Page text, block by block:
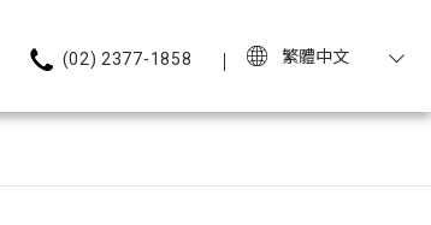
(02) 2377-1858 繁體中文